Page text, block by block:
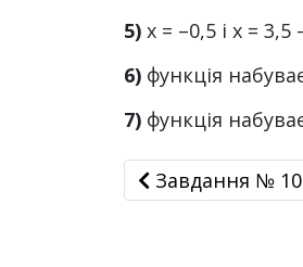
5) х = –0,5 і х = 3,5
6) функція
7) функція
Завдання №
Завдання №